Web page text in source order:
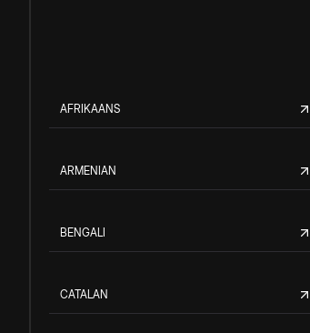
AFRIKAANS
ARMENIAN
BENGALI
CATALAN